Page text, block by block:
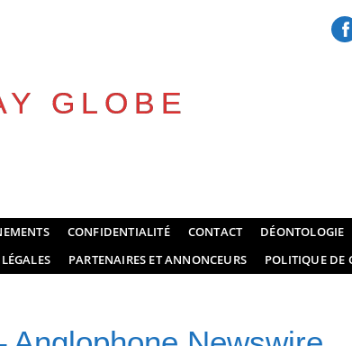
GLOBE
CONFIDENTIALITÉ CONTACT DÉONTOLOGIE
PARTENAIRES ET ANNONCEURS POLITIQUE DE